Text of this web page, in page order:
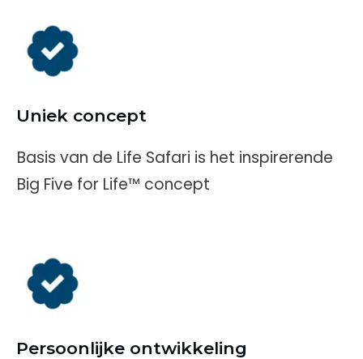
Uniek concept
Basis van de Life Safari is het inspirerende
Big Five for Life™ concept
Persoonlijke ontwikkeling